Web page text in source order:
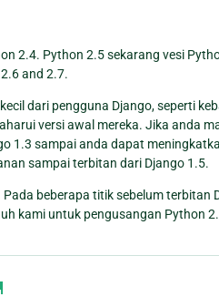
2.4. Python 2.5 sekarang vesi
and 2.7.
dari pengguna Django, seperti
versi awal mereka. Jika anda
1.3 sampai anda dapat
sampai terbitan dari Django 1.5.
beberapa titik sebelum terbitan
kami untuk pengusangan Python